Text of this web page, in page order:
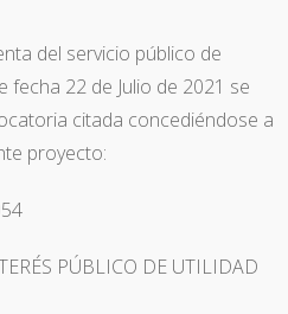
del servicio público de
fecha 22 de Julio de 2021 se
citada concediéndose a
proyecto:
PÚBLICO DE UTILIDAD